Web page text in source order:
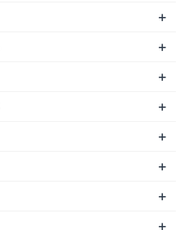
+
+
+
+
+
+
+
+